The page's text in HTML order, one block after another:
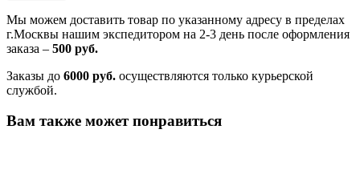
Мы можем доставить товар по указанному адресу в пределах
г.Москвы нашим экспедитором на 2-3 день после оформления
заказа – 500 руб.
Заказы до 6000 руб. осуществляются только курьерской
службой.
Вам также может понравиться